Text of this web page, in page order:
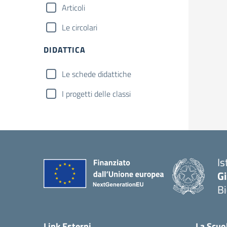
Articoli
Le circolari
DIDATTICA
Le schede didattiche
I progetti delle classi